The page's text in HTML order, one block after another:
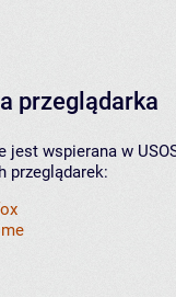
przeglądarka
jest wspierana w
przeglądarek: